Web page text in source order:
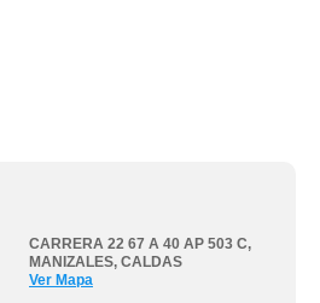
CARRERA 22 67 A 40 AP 503 C,
MANIZALES, CALDAS
Ver Mapa